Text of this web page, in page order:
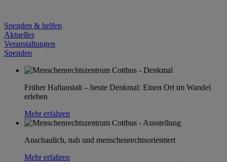
Spenden & helfen
Aktuelles
Veranstaltungen
Spenden
Früher Haftanstalt – heute Denkmal: Einen Ort im Wandel
erleben
Mehr erfahren
Anschaulich, nah und menschenrechtsorientiert
Mehr erfahren